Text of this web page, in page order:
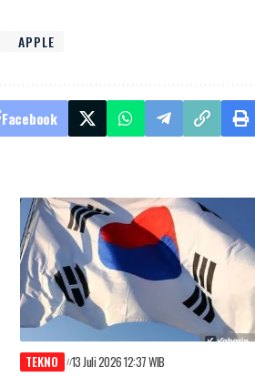
APPLE
Facebook
TEKNO 13 Juli 2026 12:37 WIB